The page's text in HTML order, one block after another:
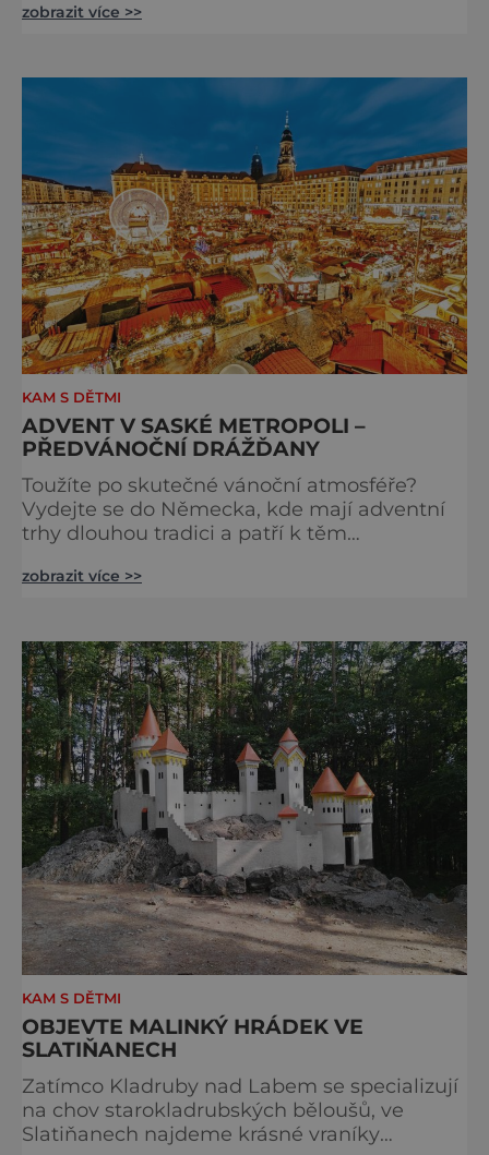
Comoedien-Hausu zve na stálou expozici
Matyáše Bernarda Brauna nejen z Kuksu.
Výstava Braunova socha loutkou představuje
padesát autorských loutek řezbáře a scénog
zobrazit více >>
KAM S DĚTMI
ADVENT V SASKÉ METROPOLI –
PŘEDVÁNOČNÍ DRÁŽĎANY
Toužíte po skutečné vánoční atmosféře?
Vydejte se do Německa, kde mají adventní
trhy dlouhou tradici a patří k těm
českým hranicím najdete v Drážďanech –
S norimberským Christkindlesmarktem se
drážďanské vánoční trhy každoročně
přetahují o pozici nejnavštěvovanějších t
zobrazit více >>
KAM S DĚTMI
OBJEVTE MALINKÝ HRÁDEK VE
SLATIŇANECH
Zatímco Kladruby nad Labem se specializují
na chov starokladrubských běloušů, ve
Slatiňanech najdeme krásné vraníky